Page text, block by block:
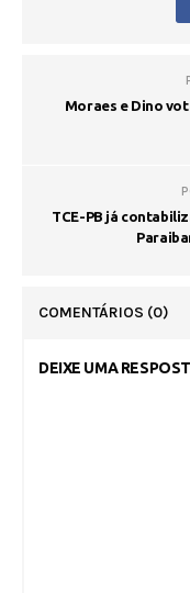
Moraes e Dino
TCE-PB já
COMENTÁRIOS (0)
DEIXE UMA